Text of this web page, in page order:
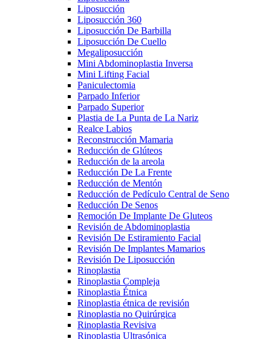
Liposucción
Liposucción 360
Liposucción De Barbilla
Liposucción De Cuello
Megaliposucción
Mini Abdominoplastia Inversa
Mini Lifting Facial
Paniculectomia
Parpado Inferior
Parpado Superior
Plastia de La Punta de La Nariz
Realce Labios
Reconstrucción Mamaria
Reducción de Glúteos
Reducción de la areola
Reducción De La Frente
Reducción de Mentón
Reducción de Pedículo Central de Seno
Reducción De Senos
Remoción De Implante De Gluteos
Revisión de Abdominoplastia
Revisión De Estiramiento Facial
Revisión De Implantes Mamarios
Revisión De Liposucción
Rinoplastia
Rinoplastia Compleja
Rinoplastia Étnica
Rinoplastia étnica de revisión
Rinoplastia no Quirúrgica
Rinoplastia Revisiva
Rinoplastia Ultrasónica